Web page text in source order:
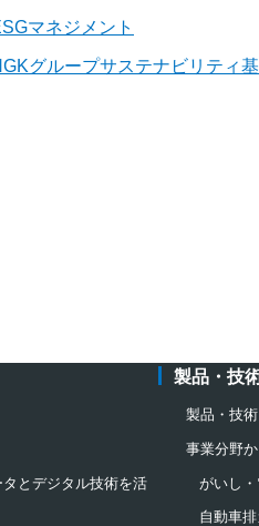
マネジメント
グループサステナビリティ
とデジタル技術を活
製品・技
製品・技
事業分野
がいし
自動車